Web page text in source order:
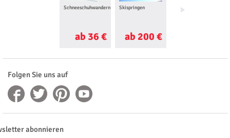
Schneeschuhwandern
ab 36 €
Skispringen
ab 200 €
Langlaufkurs
Folgen Sie uns auf
abonnieren